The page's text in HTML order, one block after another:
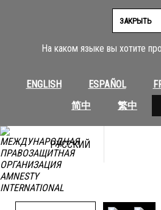
На каком языке вы хотите
ENGLISH ESPAÑOL
简中
繁中
ЗАКРЫТЬ
РУССКИЙ